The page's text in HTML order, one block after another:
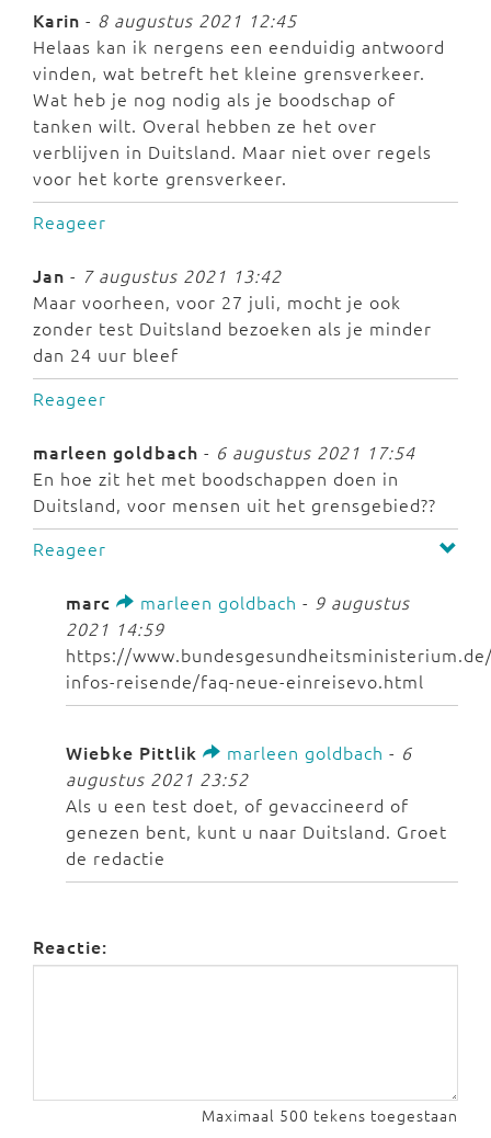
Karin - 8 augustus 2021 12:45
Helaas kan ik nergens een eenduidig antwoord
vinden, wat betreft het kleine grensverkeer.
Wat heb je nog nodig als je boodschap of
tanken wilt. Overal hebben ze het over
verblijven in Duitsland. Maar niet over regels
voor het korte grensverkeer.
Reageer
Jan - 7 augustus 2021 13:42
Maar voorheen, voor 27 juli, mocht je ook
zonder test Duitsland bezoeken als je minder
dan 24 uur bleef
Reageer
marleen goldbach - 6 augustus 2021 17:54
En hoe zit het met boodschappen doen in
Duitsland, voor mensen uit het grensgebied??
Reageer
marc marleen goldbach - 9 augustus
2021 14:59
https://
infos-reisende/faq-neue-einreisevo.html
Wiebke Pittlik marleen goldbach - 6
augustus 2021 23:52
Als u een test doet, of gevaccineerd of
genezen bent, kunt u naar Duitsland. Groet
de redactie
Reactie:
Maximaal 500 tekens toegestaan